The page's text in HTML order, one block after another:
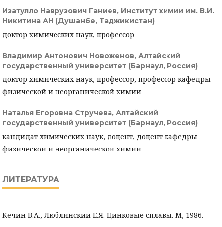
Изатулло Наврузович Ганиев, Институт химии им. В.И.
Никитина АН (Душанбе, Таджикистан)
доктор химических наук, профессор
Владимир Антонович Новоженов, Алтайский
государственный университет (Барнаул, Россия)
доктор химических наук, профессор, профессор кафедры
физической и неорганической химии
Наталья Егоровна Стручева, Алтайский
государственный университет (Барнаул, Россия)
кандидат химических наук, доцент, доцент кафедры
физической и неорганической химии
ЛИТЕРАТУРА
Кечин В.А., Люблинский Е.Я. Цинковые сплавы. М, 1986.